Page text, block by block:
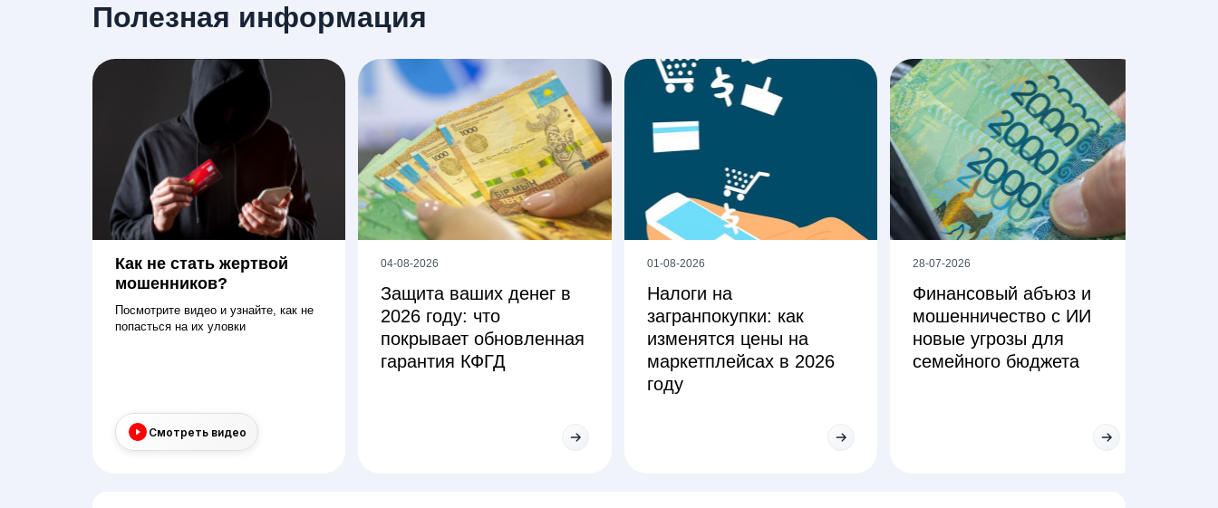
Полезная информация
Как не стать жертвой
мошенников?
Посмотрите видео и узнайте, как не
попасться на их уловки
Смотреть видео
04-08-2026
Защита ваших денег в
2026 году: что
покрывает обновленная
гарантия КФГД
01-08-2026
Налоги на
загранпокупки: как
изменятся цены на
маркетплейсах в 2026
году
28-07-2026
Финансовый абъюз и
мошенничество с ИИ
новые угрозы для
семейного бюджета